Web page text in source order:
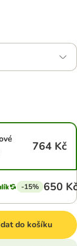
764 Kč
-15% 650
do košíku